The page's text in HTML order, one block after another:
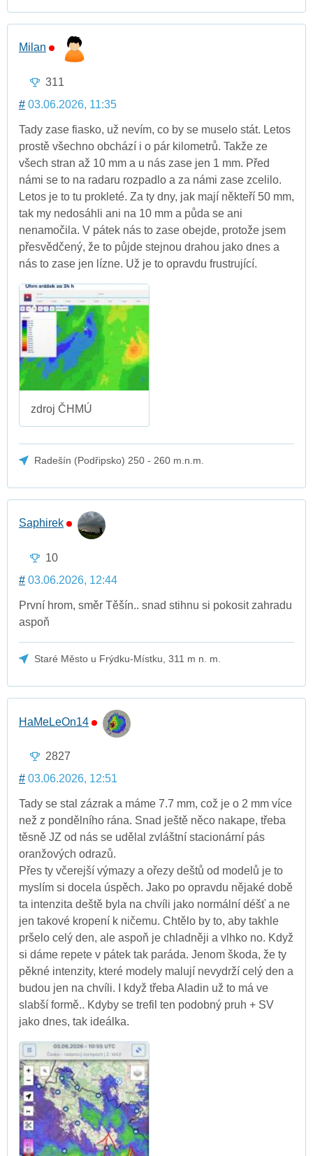
Milan
311
# 03.06.2026, 11:35
Tady zase fiasko, už nevím, co by se muselo stát. Letos
prostě všechno obchází i o pár kilometrů. Takže ze
všech stran až 10 mm a u nás zase jen 1 mm. Před
námi se to na radaru rozpadlo a za námi zase zcelilo.
Letos je to tu prokleté. Za ty dny, jak mají někteří 50 mm,
tak my nedosáhli ani na 10 mm a půda se ani
nenamočila. V pátek nás to zase obejde, protože jsem
přesvědčený, že to půjde stejnou drahou jako dnes a
nás to zase jen lízne. Už je to opravdu frustrující.
zdroj ČHMÚ
Radešín (Podřipsko) 250 - 260 m.n.m.
Saphirek
10
# 03.06.2026, 12:44
První hrom, směr Těšín.. snad stihnu si pokosit zahradu
aspoň
Staré Město u Frýdku-Místku, 311 m n. m.
HaMeLeOn14
2827
# 03.06.2026, 12:51
Tady se stal zázrak a máme 7.7 mm, což je o 2 mm více
než z pondělního rána. Snad ještě něco nakape, třeba
těsně JZ od nás se udělal zvláštní stacionární pás
oranžových odrazů.
Přes ty včerejší výmazy a ořezy deštů od modelů je to
myslím si docela úspěch. Jako po opravdu nějaké době
ta intenzita deště byla na chvíli jako normální déšť a ne
jen takové kropení k ničemu. Chtělo by to, aby takhle
pršelo celý den, ale aspoň je chladněji a vlhko no. Když
si dáme repete v pátek tak paráda. Jenom škoda, že ty
pěkné intenzity, které modely malují nevydrží celý den a
budou jen na chvíli. I když třeba Aladin už to má ve
slabší formě.. Kdyby se trefil ten podobný pruh + SV
jako dnes, tak ideálka.